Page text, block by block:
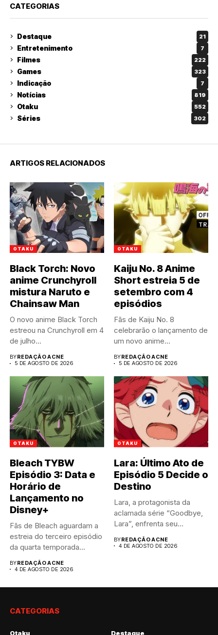
CATEGORIAS
Destaque 21
Entretenimento 7
Filmes 222
Games 323
Indicação 7
Notícias 819
Otaku 552
Séries 302
ARTIGOS RELACIONADOS
OTAKU
Black Torch: Novo
anime Crunchyroll
mistura Naruto e
Chainsaw Man
O novo anime Black Torch
estreou na Crunchyroll em 4
de julho...
BYREDAÇÃO ACNE
5 DE AGOSTO DE 2026
OTAKU
Kaiju No. 8 Anime
Short estreia 5 de
setembro com 4
episódios
Fãs de Kaiju No. 8
celebrarão o lançamento de
um novo anime...
BYREDAÇÃO ACNE
5 DE AGOSTO DE 2026
OTAKU
Bleach TYBW
Episódio 3: Data e
Horário de
Lançamento no
Disney+
Fãs de Bleach aguardam a
estreia do terceiro episódio
da quarta temporada...
BYREDAÇÃO ACNE
4 DE AGOSTO DE 2026
OTAKU
Lara: Último Ato de
Episódio 5 Decide o
Destino
Lara, a protagonista da
aclamada série “Goodbye,
Lara”, enfrenta seu
BYREDAÇÃO ACNE
4 DE AGOSTO DE 2026
CATEGORIAS
Otaku Destaque